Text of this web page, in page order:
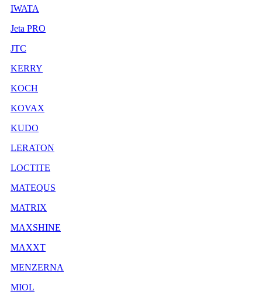
IWATA
Jeta PRO
JTC
KERRY
KOCH
KOVAX
KUDO
LERATON
LOCTITE
MATEQUS
MATRIX
MAXSHINE
MAXXT
MENZERNA
MIOL